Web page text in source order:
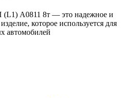
A0811 8т — это надежное и
которое используется для
автомобилей